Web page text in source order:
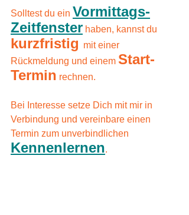
Solltest du ein Vormittags-
Zeitfenster haben, kannst du
kurzfristig mit einer
Rückmeldung und einem Start-
Termin rechnen.
Bei Interesse setze Dich mit mir in
Verbindung und vereinbare einen
Termin zum unverbindlichen
Kennenlernen.